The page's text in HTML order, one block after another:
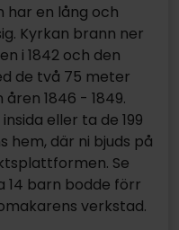
har en lång och
Kyrkan brann ner
i 1842 och den
de två 75 meter
1846 - 1849.
eller ta de 199
hem, där ni bjuds på
Se
14 barn bodde förr
verkstad.